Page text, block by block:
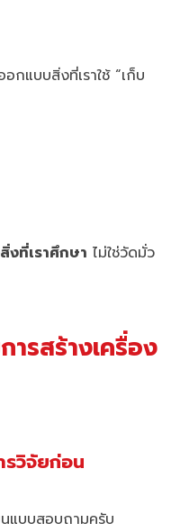
กแบบสิ่งที่เราใช้ “เก็บ
งที่เราศึกษา ไม่ใช่วัดมั่ว
รสร้างเครื่อง
รวิจัยก่อน
นแบบสอบถามครับ